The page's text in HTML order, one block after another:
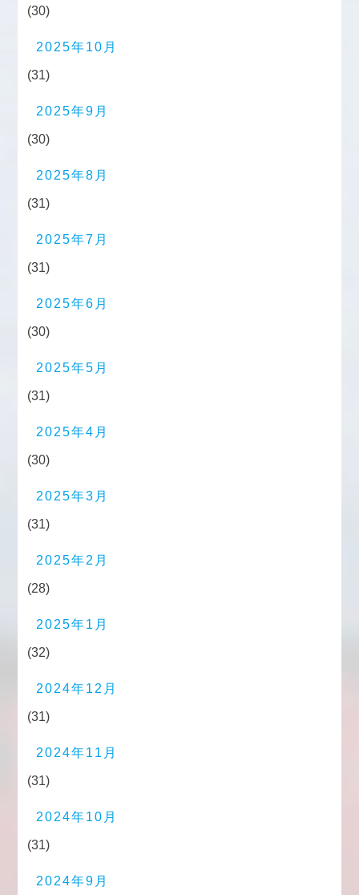
(30)
2025年10月
(31)
2025年9月
(30)
2025年8月
(31)
2025年7月
(31)
2025年6月
(30)
2025年5月
(31)
2025年4月
(30)
2025年3月
(31)
2025年2月
(28)
2025年1月
(32)
2024年12月
(31)
2024年11月
(31)
2024年10月
(31)
2024年9月